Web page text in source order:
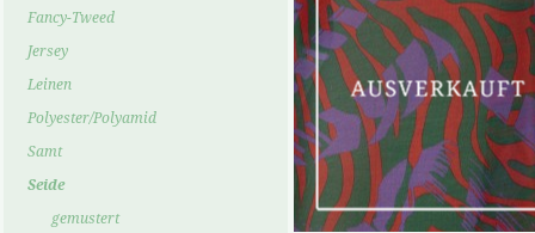
Fancy-Tweed
Jersey
Leinen
Polyester/Polyamid
Samt
Seide
gemustert